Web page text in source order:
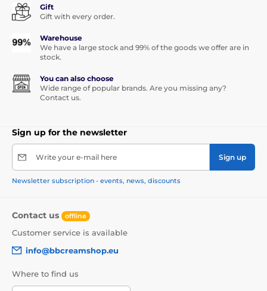
Gift
Gift with every order.
Warehouse
We have a large stock and 99% of the goods we offer are in
stock.
You can also choose
Wide range of popular brands. Are you missing any?
Contact us.
Sign up for the newsletter
Write your e-mail here Sign up
Newsletter subscription - events, news, discounts
Contact us offline
Customer service is available
info@bbcreamshop.eu
Where to find us